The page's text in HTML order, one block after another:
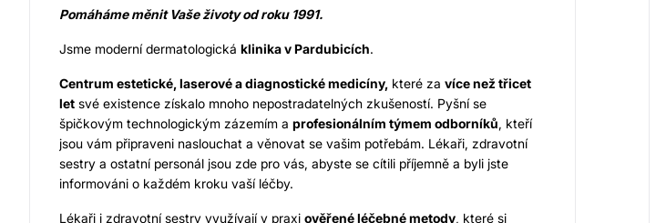
Pomáháme měnit Vaše životy od roku 1991.
Jsme moderní dermatologická klinika v Pardubicích.
Centrum estetické, laserové a diagnostické medicíny, které za více než třicet
let své existence získalo mnoho nepostradatelných zkušeností. Pyšní se
špičkovým technologickým zázemím a profesionálním týmem odborníků, kteří
jsou vám připraveni naslouchat a věnovat se vašim potřebám. Lékaři, zdravotní
sestry a ostatní personál jsou zde pro vás, abyste se cítili příjemně a byli jste
informováni o každém kroku vaší léčby.
Lékaři i zdravotní sestry využívají v praxi ověřené léčebné metody, které si